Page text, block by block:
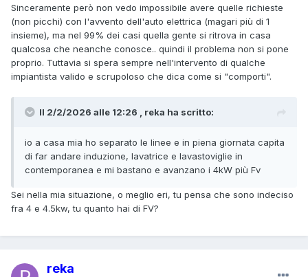
Sinceramente però non vedo impossibile avere quelle richieste
(non picchi) con l'avvento dell'auto elettrica (magari più di 1
insieme), ma nel 99% dei casi quella gente si ritrova in casa
qualcosa che neanche conosce.. quindi il problema non si pone
proprio. Tuttavia si spera sempre nell'intervento di qualche
impiantista valido e scrupoloso che dica come si "comporti".
Il 2/2/2026 alle 12:26 , reka ha scritto:
io a casa mia ho separato le linee e in piena giornata capita
di far andare induzione, lavatrice e lavastoviglie in
contemporanea e mi bastano e avanzano i 4kW più Fv
Sei nella mia situazione, o meglio eri, tu pensa che sono indeciso
fra 4 e 4.5kw, tu quanto hai di FV?
reka